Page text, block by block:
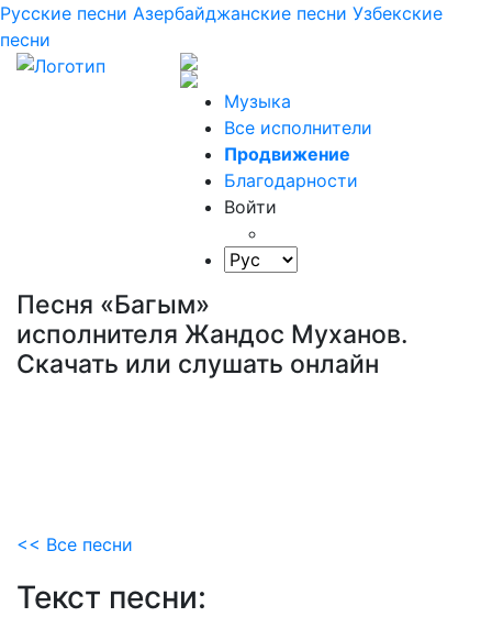
Русские песни Азербайджанские песни Узбекские
песни
Музыка
Все исполнители
Продвижение
Благодарности
Войти
Песня «Багым»
исполнителя Жандос Муханов.
Скачать или слушать онлайн
<< Все песни
Текст песни: